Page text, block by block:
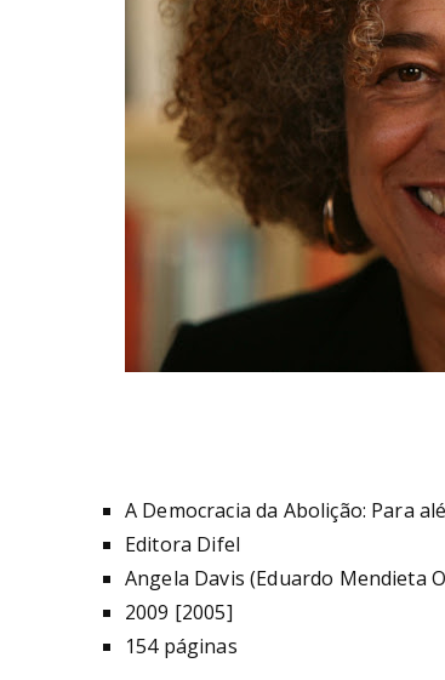
A Democracia da Abolição: Para
Editora Difel
Angela Davis (Eduardo Mendieta
2009 [2005]
154 páginas